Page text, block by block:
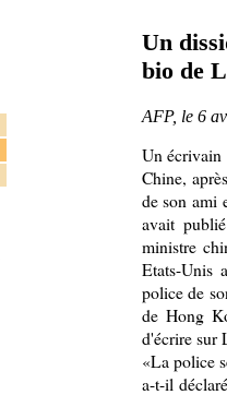
Un
bio de
AFP, le 6
Un écrivain
Chine,
de son ami
avait
ministre
Etats-Unis
police de
de Hong
d'écrire sur
«La police
a-t-il